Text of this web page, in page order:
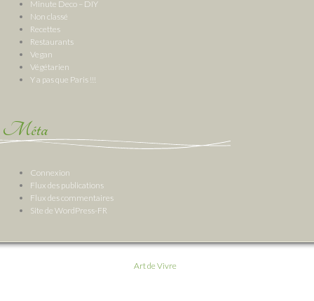
Minute Deco – DIY
Non classé
Recettes
Restaurants
Vegan
Végétarien
Y a pas que Paris !!!
Méta
Connexion
Flux des publications
Flux des commentaires
Site de WordPress-FR
Art de Vivre